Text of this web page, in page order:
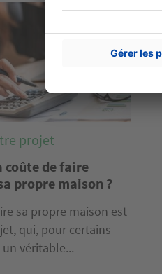
projet
coûte de faire
propre maison ?
sa propre maison est
qui, pour certains
véritable...